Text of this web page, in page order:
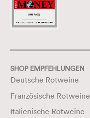
SHOP EMPFEHLUNGEN
Deutsche Rotweine
Französische Rotweine
Italienische Rotweine